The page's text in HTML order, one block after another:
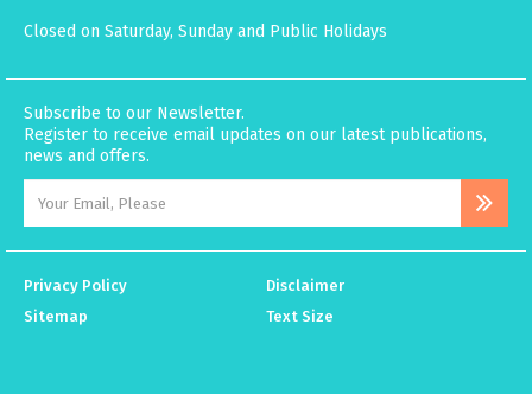
Closed on Saturday, Sunday and Public Holidays
Subscribe to our Newsletter.
Register to receive email updates on our latest publications,
news and offers.
Privacy Policy
Disclaimer
Sitemap
Text Size